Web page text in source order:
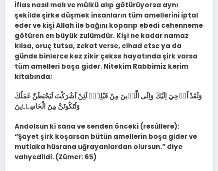
İflas nasıl malı ve mülkü alıp götürüyorsa aynı
şekilde şirke düşmek insanların tüm amellerini iptal
eder ve kişi Allah ile bağını koparıp ebedi cehenneme
götüren en büyük zulümdür. Kişi ne kadar namaz
kılsa, oruç tutsa, zekat verse, cihad etse ya da
günde binlerce kez zikir çekse hayatında şirk varsa
tüm amelleri boşa gider. Nitekim Rabbimiz kerim
kitabında;
وَلَقَدْ اُو۫حِيَ اِلَيْكَ وَاِلَى الَّذ۪ينَ مِنْ قَبْلِكَۚ لَئِنْ اَشْرَكْتَ لَيَحْبَطَنَّ عَمَلُكَ
وَلَتَكُونَنَّ مِنَ الْخَاسِر۪ينَ
Andolsun ki sana ve senden önceki (resûllere):
“Şayet şirk koşarsan bütün amellerin boşa gider ve
mutlaka hüsrana uğrayanlardan olursun.” diye
vahyedildi. (Zümer: 65)